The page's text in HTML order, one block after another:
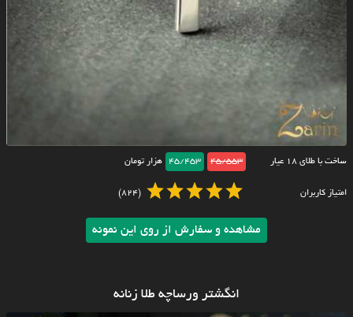
ساخت با طلای ۱۸ عیار 45/553
45/453 هزار تومان
امتیاز کاربران (824)
مشاهده و سفارش از روی این نمونه
انگشتر ورساچه طلا زنانه